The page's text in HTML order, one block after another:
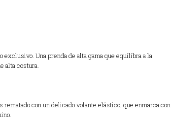
Una prenda de alta gama que equilibra a la
alta costura.
con un delicado volante elástico, que enmarca con